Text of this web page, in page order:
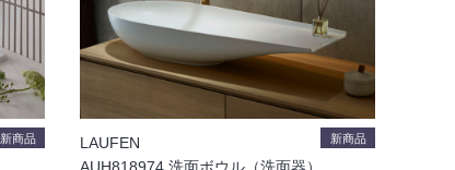
新商品 新商品
LAUFEN